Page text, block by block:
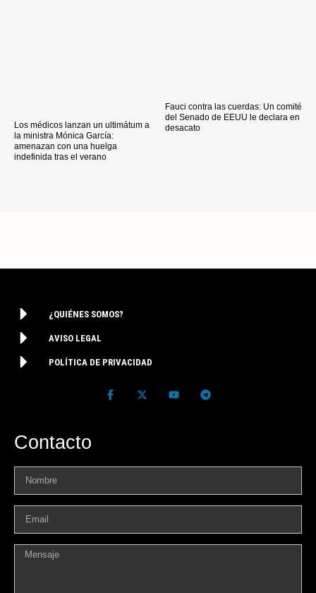
Los médicos lanzan un ultimátum a
la ministra Mónica García:
amenazan con una huelga
indefinida tras el verano
Fauci contra las cuerdas: Un comité
del Senado de EEUU le declara en
desacato
¿QUIÉNES SOMOS?
AVISO LEGAL
POLÍTICA DE PRIVACIDAD
Contacto